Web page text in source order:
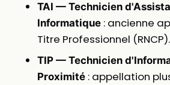
TAI — Technicien
Informatique: ancienne
Titre Professionnel (RNCP).
TIP — Technicien
Proximité: appellation